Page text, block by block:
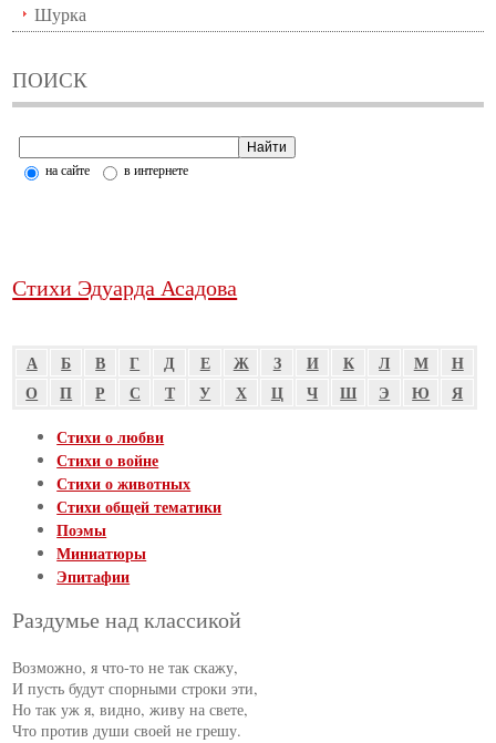
Шурка
ПОИСК
на сайте в интернете
Стихи Эдуарда Асадова
А Б В Г Д Е Ж З И К Л М
Н
О
П Р С Т У Х Ц Ч Ш Э Ю
Я
Стихи о любви
Стихи о войне
Стихи о животных
Стихи общей тематики
Поэмы
Миниатюры
Эпитафии
Раздумье над классикой
Возможно, я что-то не так скажу,
И пусть будут спорными строки эти,
Но так уж я, видно, живу на свете,
Что против души своей не грешу.